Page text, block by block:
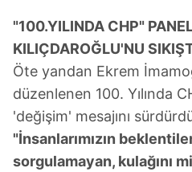
almak için lütfentıklayınız.
"100.YILINDA CHP"
KILIÇDAROĞLU'NU
Öte yandan Ekrem
düzenlenen 100. Yılında
'değişim' mesajını
"İnsanlarımızın
sorgulamayan, kulağını